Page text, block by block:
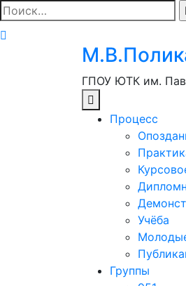
Перейти
к
содержимому
Найти:
ГПОУ ЮТК им.
Процесс
Учёба
Группы